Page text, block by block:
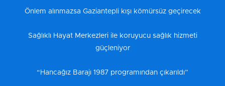
Önlem alınmazsa Gaziantepli kışı kömürsüz geçirecek
Sağlıklı Hayat Merkezleri ile koruyucu sağlık hizmeti
güçleniyor
“Hancağız Barajı 1987 programından çıkarıldı”